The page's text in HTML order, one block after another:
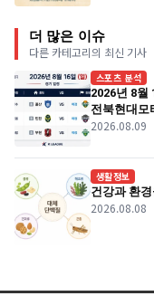
더 많은 이슈
다른 카테고리의 최신 기사
스포츠 분석
2026년 8월
전북현대모
2026.08.09
생활정보
건강과 환
2026.08.08